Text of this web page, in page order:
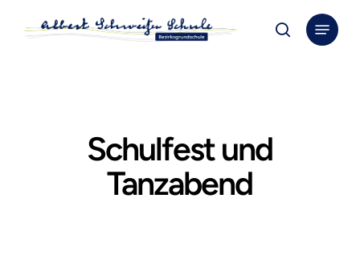
search
Menu
Schulfest und
Tanzabend
Close